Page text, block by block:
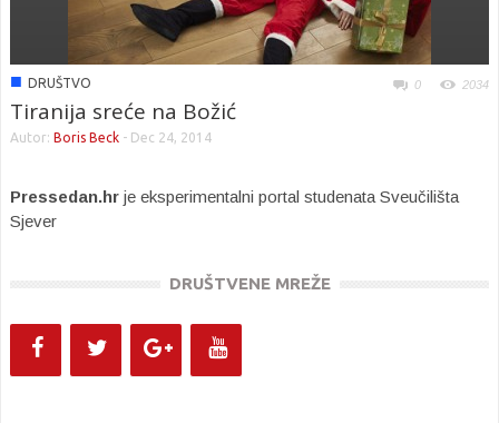
■ DRUŠTVO 0 2034
Tiranija sreće na Božić
Autor: Boris Beck - Dec 24, 2014
Pressedan.hr je eksperimentalni portal studenata Sveučilišta
Sjever
DRUŠTVENE MREŽE